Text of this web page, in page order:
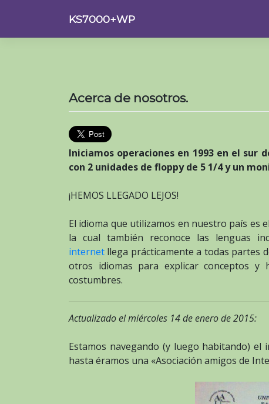
contenido
KS7000+WP
Acerca de nosotros.
Iniciamos operaciones en 1993 en el sur
con 2 unidades de floppy de 5 1/4 y un
¡HEMOS LLEGADO LEJOS!
El idioma que utilizamos en nuestro país es el
la cual también reconoce las lenguas
internet llega prácticamente a todas partes
otros idiomas para explicar conceptos y
costumbres.
Actualizado el miércoles 14 de enero de 2015:
Estamos navegando (y luego habitando)
hasta éramos una «Asociación amigos de